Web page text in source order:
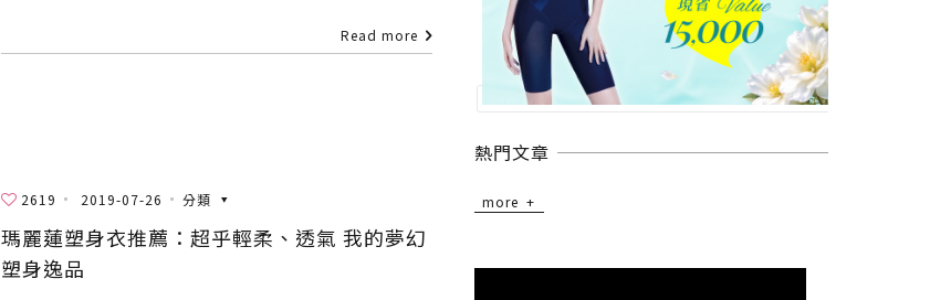
Read more
2619 2019-07-26 分類
瑪麗蓮塑身衣推薦：超乎輕柔、透氣 我的夢幻
塑身逸品
熱門文章
more